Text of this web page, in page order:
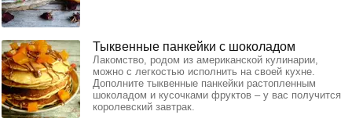
Тыквенные панкейки с шоколадом
Лакомство, родом из американской кулинарии,
можно с легкостью исполнить на своей кухне.
Дополните тыквенные панкейки растопленным
шоколадом и кусочками фруктов – у вас получится
королевский завтрак.